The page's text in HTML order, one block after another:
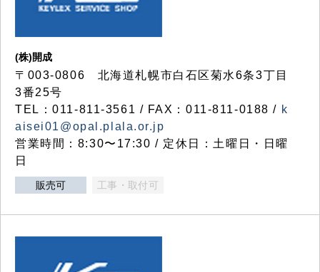
(株)開成
〒003-0806 北海道札幌市白石区菊水6条3丁目
3番25号
TEL：011-811-3561 / FAX：011-811-0188 / k
aisei01@opal.plala.or.jp
営業時間：8:30〜17:30 / 定休日：土曜日・日曜
日
販売可 工事・取付可